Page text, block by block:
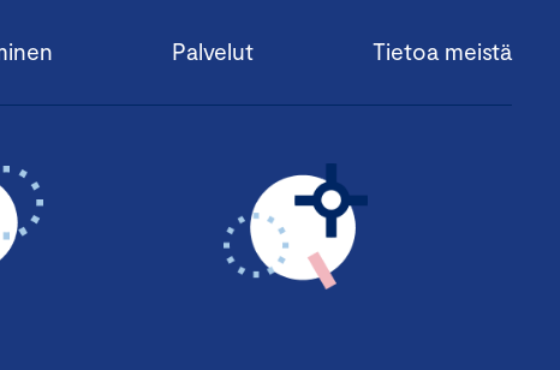
Palvelut Tietoa meistä